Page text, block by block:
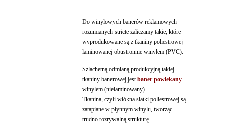
Do winylowych banerów reklamowych
rozumianych stricte zaliczamy takie, które
wyprodukowane są z tkaniny poliestrowej
laminowanej obustronnie winylem (PVC).
Szlachetną odmianą produkcyjną takiej
tkaniny banerowej jestbaner powlekany
winylem (nielaminowany).
Tkanina, czyli włókna siatki poliestrowej są
zatapiane w płynnym winylu, tworząc
trudno rozrywalną strukturę.